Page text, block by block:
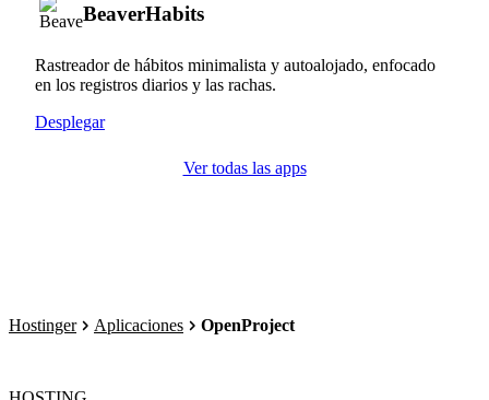
BeaverHabits
Rastreador de hábitos minimalista y autoalojado, enfocado
en los registros diarios y las rachas.
Desplegar
Ver todas las apps
Hostinger Aplicaciones OpenProject